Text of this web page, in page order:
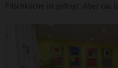
Frischküche ist gefragt. Aber das